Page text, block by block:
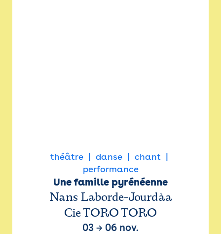
théâtre danse
chant
performance
Une famille pyrénéenne
Nans Laborde-Jourdàa
Cie TORO TORO
03 → 06 nov.